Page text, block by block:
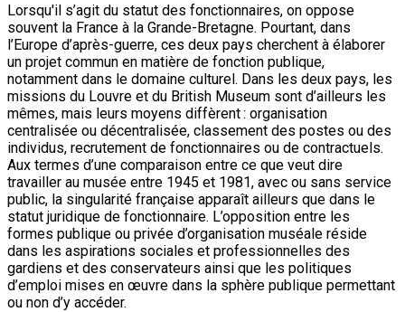
Lorsqu'il s’agit du statut des fonctionnaires, on oppose
souvent la France à la Grande-Bretagne. Pourtant, dans
l’Europe d’après-guerre, ces deux pays cherchent à élaborer
un projet commun en matière de fonction publique,
notamment dans le domaine culturel. Dans les deux pays, les
missions du Louvre et du British Museum sont d’ailleurs les
mêmes, mais leurs moyens diffèrent : organisation
centralisée ou décentralisée, classement des postes ou des
individus, recrutement de fonctionnaires ou de contractuels.
Aux termes d’une comparaison entre ce que veut dire
travailler au musée entre 1945 et 1981, avec ou sans service
public, la singularité française apparaît ailleurs que dans le
statut juridique de fonctionnaire. L’opposition entre les
formes publique ou privée d’organisation muséale réside
dans les aspirations sociales et professionnelles des
gardiens et des conservateurs ainsi que les politiques
d’emploi mises en œuvre dans la sphère publique permettant
ou non d’y accéder.